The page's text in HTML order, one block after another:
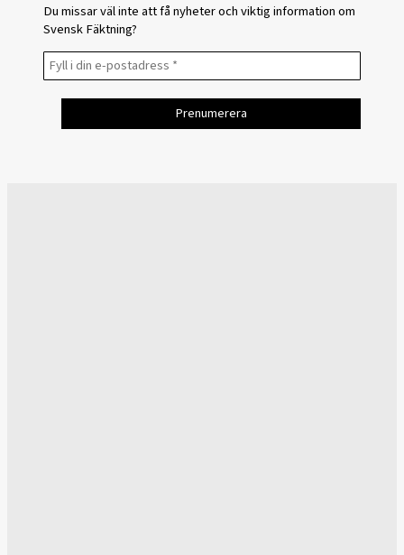
Du missar väl inte att få nyheter och viktig information om
Svensk Fäktning?